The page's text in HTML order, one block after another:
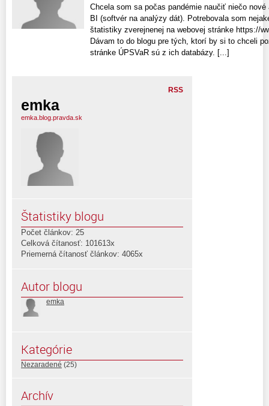
Chcela som sa počas pandémie naučiť niečo
BI (softvér na analýzy dát). Potrebovala som
štatistiky zverejnenej na webovej stránke https://
Dávam to do blogu pre tých, ktorí by si to chceli
stránke ÚPSVaR sú z ich databázy. [...]
RSS
emka
emka.blog.pravda.sk
Štatistiky blogu
Počet článkov: 25
Celková čítanosť: 101613x
Priemerná čítanosť článkov: 4065x
Autor blogu
emka
Kategórie
Nezaradené (25)
Archív